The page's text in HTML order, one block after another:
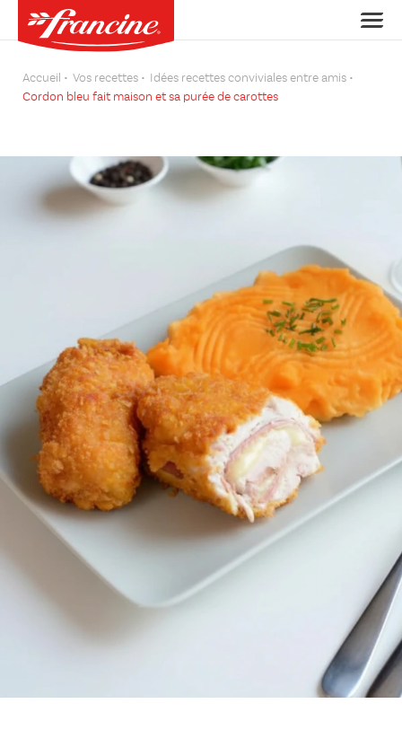
Accueil Vos recettes
Idées recettes conviviales entre amis
Cordon bleu fait maison et sa purée de carottes